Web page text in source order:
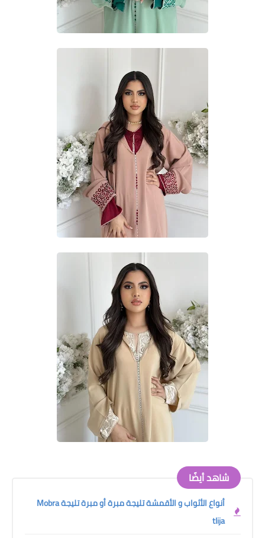
شاهد أيضًا
أنواع الأثواب و الأقمشة تليجة مبرة أو مبرة تليجة Mobra
tlija